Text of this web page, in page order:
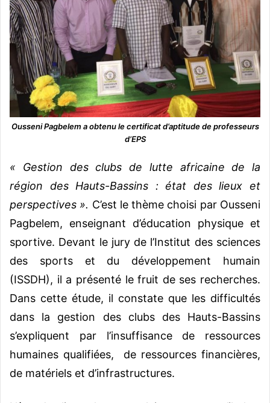
Ousseni Pagbelem a obtenu le certificat d’aptitude de professeurs
d’EPS
« Gestion des clubs de lutte africaine de la
région des Hauts-Bassins : état des lieux et
perspectives ». C’est le thème choisi par Ousseni
Pagbelem, enseignant d’éducation physique et
sportive. Devant le jury de l’Institut des sciences
des sports et du développement humain
(ISSDH), il a présenté le fruit de ses recherches.
Dans cette étude, il constate que les difficultés
dans la gestion des clubs des Hauts-Bassins
s’expliquent par l’insuffisance de ressources
humaines qualifiées, de ressources financières,
de matériels et d’infrastructures.